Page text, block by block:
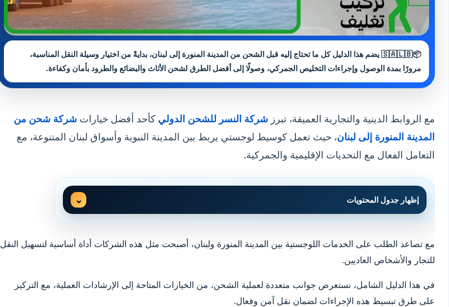
📦🇸🇦🇱🇧 يضم هذا الدليل كل ما تحتاج إليه قبل الشحن من المدينة المنورة إلى لبنان، بدايةً من اختيار وسيلة النقل المناسبة،
مرورًا بمدة الوصول وإجراءات التخليص الجمركي، وصولًا إلى أفضل الطرق لشحن الأثاث والبضائع والطرود بأمان وكفاءة.
مع الروابط الدينية والتجارية العميقة، تبرز شركة النسر للشحن الدولي كأحد أفضل خيارات شركة شحن من
المدينة المنورة إلى لبنان، حيث تعمل كوسيط لوجستي يربط بين المدينة النبوية وأسواق لبنان المتنوعة، مع
التعامل الفعال مع التحديات الإقليمية والجمركية.
إظهار جدول المحتويات
مع تصاعد الطلب على الخدمات اللوجستية بين المدينة المنورة ولبنان، أصبحت مثل هذه الشركات أداة أساسية لتسهيل النقل
للتجار والأشخاص العاديين.
في هذا الدليل الشامل، نستعرض جوانب متعددة لعملية الشحن، من الخيارات المتاحة إلى الإرشادات العملية، مع التركيز
على طرق تبسيط هذه الإجراءات لضمان نقل آمن وفعال.